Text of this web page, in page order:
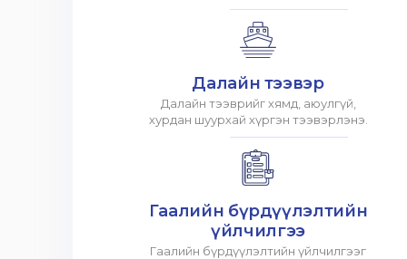
Далайн тээвэр
Далайн тээврийг хямд, аюулгүй,
хурдан шуурхай хүргэн тээвэрлэнэ.
Гаалийн бүрдүүлэлтийн
үйлчилгээ
Гаалийн бүрдүүлэлтийн үйлчилгээг